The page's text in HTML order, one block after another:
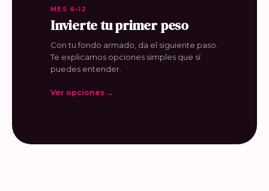
MES 6–12
Invierte tu primer peso
Con tu fondo armado, da el siguiente paso.
Te explicamos opciones simples que sí
puedes entender.
Ver opciones →